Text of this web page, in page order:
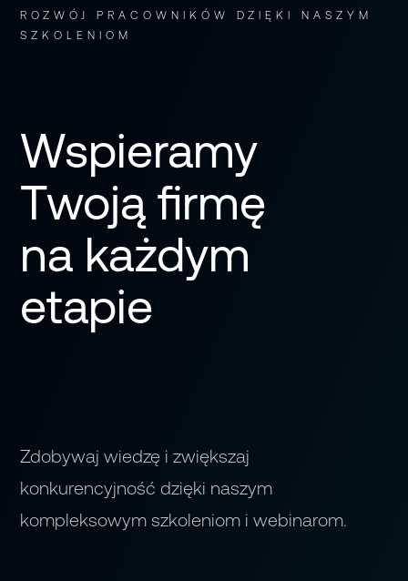
ROZWÓJ PRACOWNIKÓW DZIĘKI NASZYM
SZKOLENIOM
Wspieramy
Twoją firmę
na każdym
etapie
Zdobywaj wiedzę i zwiększaj
konkurencyjność dzięki naszym
kompleksowym szkoleniom i webinarom.